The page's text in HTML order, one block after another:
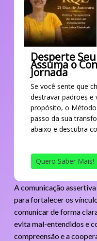
Desperte
Assuma o
Jornada
Se você sente que
destravar padrões e
propósito, o
passo da sua
abaixo e descubra
Quero Saber Mais!
A comunicação
para fortalecer os
comunicar de forma
evita mal-entendidos e
compreensão e a